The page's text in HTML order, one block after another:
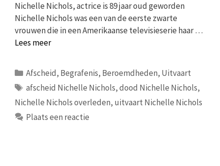
Nichelle Nichols, actrice is 89 jaar oud geworden
Nichelle Nichols was een van de eerste zwarte
vrouwen die in een Amerikaanse televisieserie haar …
Lees meer
Categorieën
Afscheid, Begrafenis, Beroemdheden, Uitvaart
Tags
afscheid Nichelle Nichols,dood Nichelle Nichols,
Nichelle Nichols overleden, uitvaart Nichelle Nichols
Plaats een reactie